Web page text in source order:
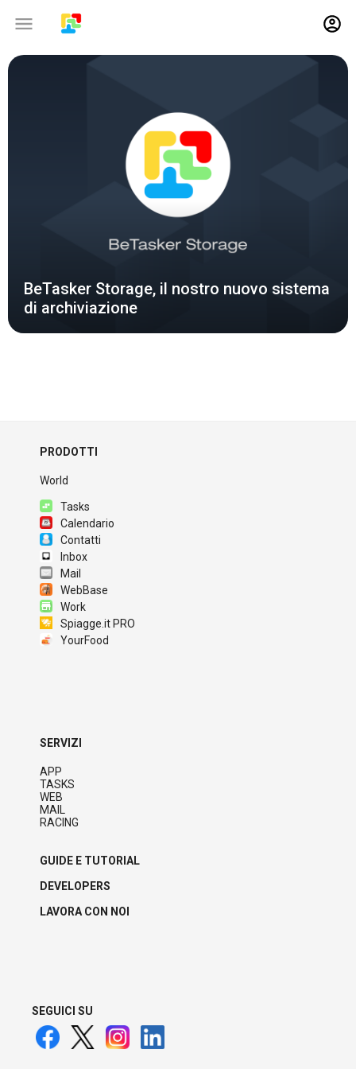
BeTasker Storage, il nostro nuovo sistema
di archiviazione
PRODOTTI
World
Tasks
Calendario
Contatti
Inbox
Mail
WebBase
Work
Spiagge.it PRO
YourFood
SERVIZI
APP
TASKS
WEB
MAIL
RACING
GUIDE E TUTORIAL
DEVELOPERS
LAVORA CON NOI
SEGUICI SU